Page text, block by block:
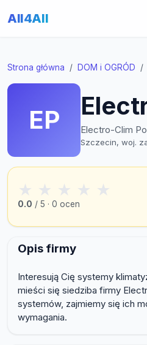
All4All
Strona główna DOM i OGRÓD
EP Electro-Clim
Szczecin, woj.
★ ★ ★ ★ ★
0.0 / 5 · 0 ocen
Opis firmy
Interesują Cię systemy
mieści się siedziba firmy
systemów, zajmiemy się ich
wymagania.